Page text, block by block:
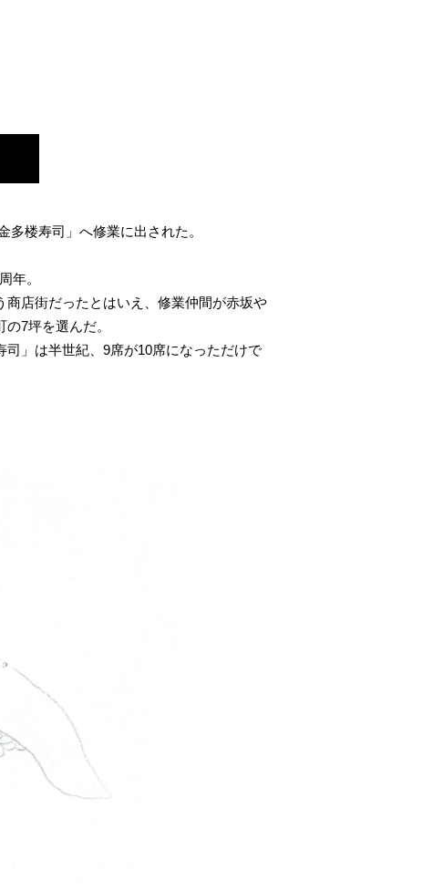
楼寿司」へ修業に出された。
年。
店街だったとはいえ、修業仲間が赤坂や
7坪を選んだ。
」は半世紀、9席が10席になっただけで